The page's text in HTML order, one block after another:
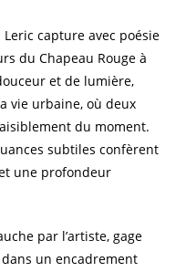
capture avec poésie
du Chapeau Rouge à
et de lumière,
vie urbaine, où deux
du moment.
subtiles confèrent
une profondeur
par l’artiste, gage
un encadrement